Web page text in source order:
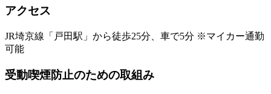
アクセス
JR埼京線「戸田駅」から徒歩25分、車で5分 ※マイカー通勤
可能
受動喫煙防止のための取組み